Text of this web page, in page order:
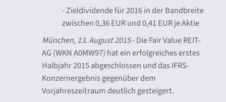
- Zieldividende für 2016 in der Bandbreite
zwischen 0,36 EUR und 0,41 EUR je Aktie
München, 13. August 2015- Die Fair Value REIT-
AG (WKN A0MW97) hat ein erfolgreiches erstes
Halbjahr 2015 abgeschlossen und das IFRS-
Konzernergebnis gegenüber dem
Vorjahreszeitraum deutlich gesteigert.